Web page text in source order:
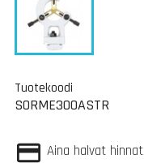
Tuotekoodi
SORME300ASTR
Aina halvat hinnat